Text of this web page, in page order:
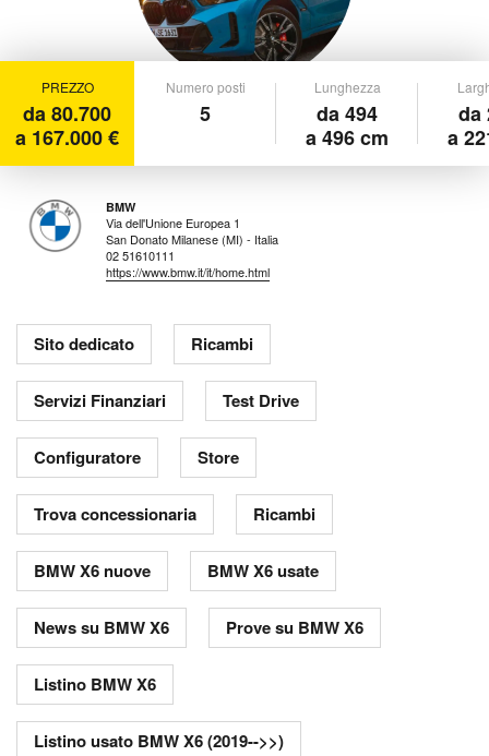
PREZZO
da 80.700
a 167.000 €
Numero posti
5
Lunghezza
da 494
a 496 cm
da
a
BMW
Via dell'Unione Europea 1
San Donato Milanese (MI) - Italia
02 51610111
https://www.bmw.it/it/home.html
Sito dedicato Ricambi
Servizi Finanziari Test Drive
Configuratore Store
Trova concessionaria Ricambi
BMW X6 nuove BMW X6 usate
News su BMW X6 Prove su BMW X6
Listino BMW X6
Listino usato BMW X6 (2019-->>)